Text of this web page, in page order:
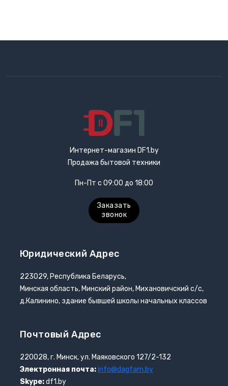
Интернет-магазин DF1.by
Продажа бытовой техники
Пн-Пт с 09:00 до 18:00
Заказать
звонок
Юридический Адрес
223029, Республика Беларусь,
Минская область, Минский район, Михановичский с/с,
д.Калинино, здание бывшей школы начальных классов
Почтовый Адрес
220028, г. Минск, ул. Маяковского 127/2-132
Электронная почта: info@dagfarn.by
Skype:df1.by